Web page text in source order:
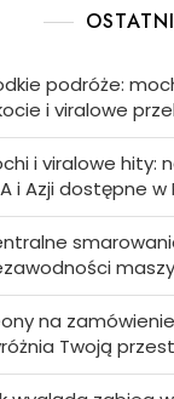
podróże:
i viralowe
i viralowe hity:
i Azji dostępne w
na
Twoją